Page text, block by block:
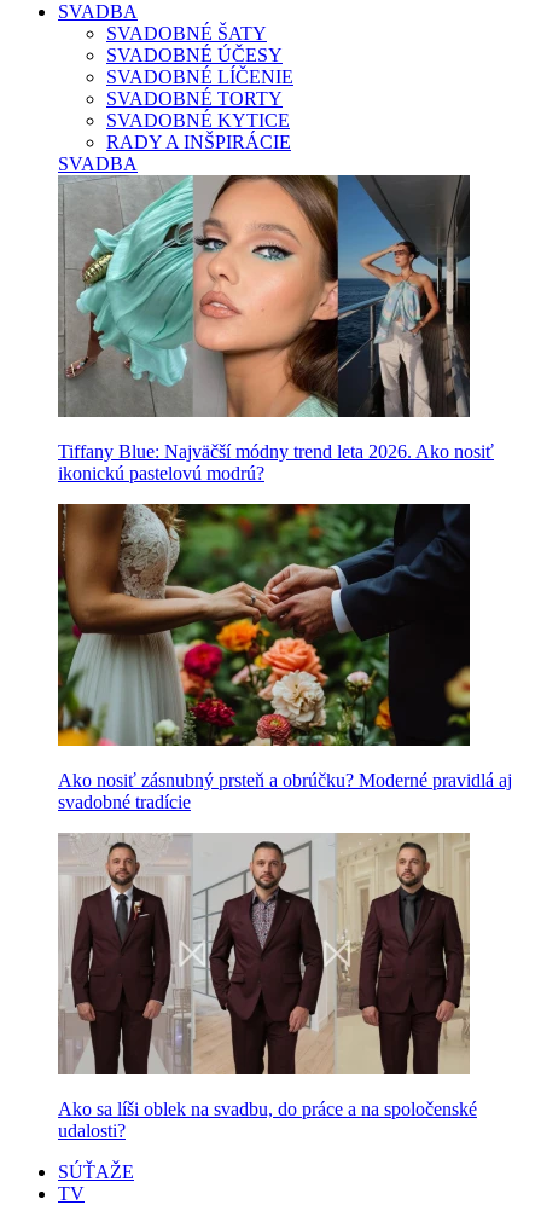
SVADBA
SVADOBNÉ ŠATY
SVADOBNÉ ÚČESY
SVADOBNÉ LÍČENIE
SVADOBNÉ TORTY
SVADOBNÉ KYTICE
RADY A INŠPIRÁCIE
SVADBA
Tiffany Blue: Najväčší módny trend leta 2026. Ako nosiť
ikonickú pastelovú modrú?
Ako nosiť zásnubný prsteň a obrúčku? Moderné pravidlá aj
svadobné tradície
Ako sa líši oblek na svadbu, do práce a na spoločenské
udalosti?
SÚŤAŽE
TV